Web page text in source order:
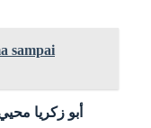
sampai